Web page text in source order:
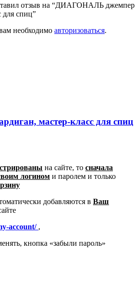
отзыв на “ДИАГОНАЛЬ джемпер
для спиц”
необходимо авторизоваться.
мастер-класс для спиц
₽.
на сайте, то сначала
логином и паролем и только
добавляются в Ваш
account/ ,
кнопка «забыли пароль»